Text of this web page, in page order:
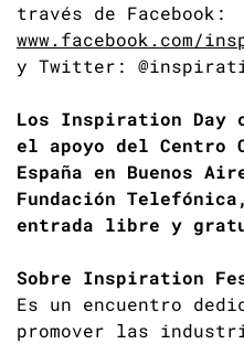
través de Facebook:
www.facebook.com/
y Twitter:
Los Inspiration Day
el apoyo del Centro
España en Buenos
Fundación
entrada libre y
Sobre Inspiration
Es un encuentro
promover las